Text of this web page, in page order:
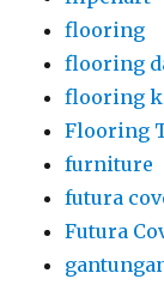
flooring
flooring
flooring
Flooring
furniture
futura
Futura